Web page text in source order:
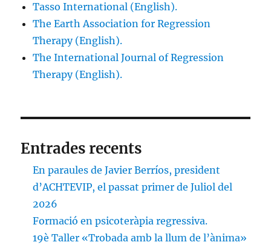
Tasso International (English).
The Earth Association for Regression
Therapy (English).
The International Journal of Regression
Therapy (English).
Entrades recents
En paraules de Javier Berríos, president
d’ACHTEVIP, el passat primer de Juliol del
2026
Formació en psicoteràpia regressiva.
19è Taller «Trobada amb la llum de l’ànima»